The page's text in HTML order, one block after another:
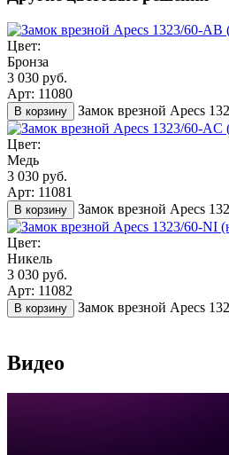
Цвет:
Бронза
3 030 руб.
Арт: 11080
В корзину Замок врезной Apecs
Цвет:
Медь
3 030 руб.
Арт: 11081
В корзину Замок врезной Apecs
Цвет:
Никель
3 030 руб.
Арт: 11082
В корзину Замок врезной Apecs
Видео